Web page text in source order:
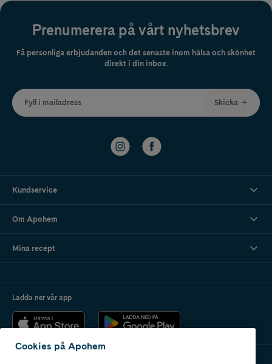
Prenumerera på vårt nyhetsbrev
Få personliga erbjudanden och det senaste inom hälsa och skönhet
direkt i din inbox.
Fyll i mailadress Skicka
Kundservice
Om Apohem
Mina recept
Ladda ner vår app
Cookies på Apohem